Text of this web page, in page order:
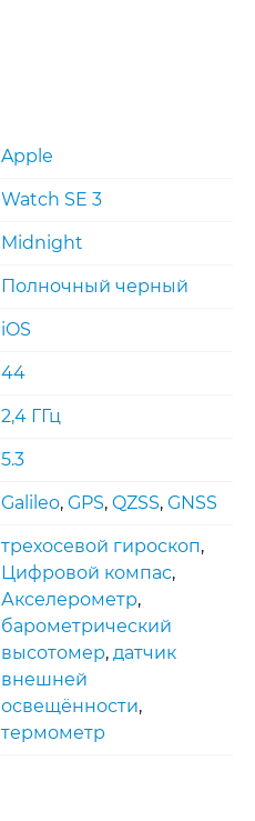
Apple
Watch SE 3
Midnight
Полночный черный
iOS
44
2,4 ГГц
5.3
Galileo, GPS, QZSS, GNSS
трехосевoй гироскоп,
Цифровой компас,
Акселерометр,
барометрический
высотомер, датчик
внешней
освещённости,
термометр